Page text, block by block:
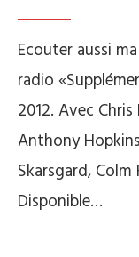
Ecouter aussi
radio
2012. Avec
Anthony
Skarsgard, Colm
Disponible…